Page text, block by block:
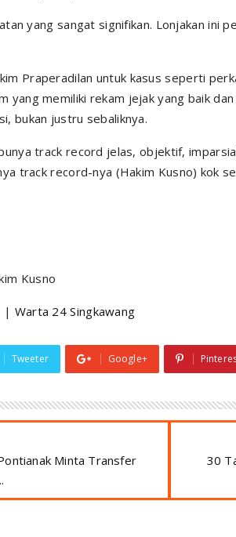
yang sangat signifikan. Lonjakan ini
Praperadilan untuk kasus seperti
yang memiliki rekam jejak yang baik
bukan justru sebaliknya.
track record jelas, objektif,
track record-nya (Hakim Kusno) kok
Kusno
| Warta 24 Singkawang
Tweeter Google+
Minta Transfer
30